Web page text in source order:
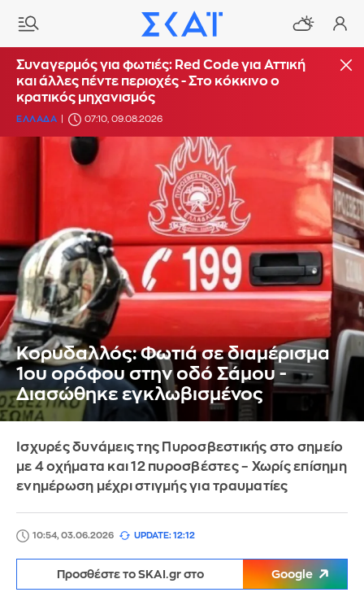
Συναγερμός για φωτιές: Red Code για Αττική
και άλλες πέντε περιοχές - Στο κόκκινο ο
κρατικός μηχανισμός
ΕΛΛΑΔΑ 07:10, 09.08.2026
Κορυδαλλός: Φωτιά σε διαμέρισμα
1ου ορόφου στην οδό Σάμου -
Διασώθηκε εγκλωβισμένος
Ισχυρές δυνάμεις της Πυροσβεστικής στο σημείο
με 4 οχήματα και 12 πυροσβέστες – Χωρίς επίσημη
ενημέρωση μέχρι στιγμής για τραυματίες
10:54, 03.06.2026 UPDATE: 12:12
Προσθέστε το SKAI.gr στο Google